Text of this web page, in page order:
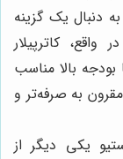
دنبال یک گزینه
کاترپیلار
بالا مناسب
به صرفه‌تر و
یکی دیگر از